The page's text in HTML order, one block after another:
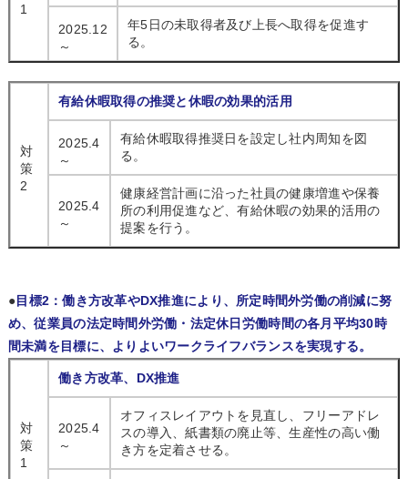
1
2025.12
～
年5日の未取得者及び上長へ取得を促進す
る。
対
策
2
有給休暇取得の推奨と休暇の効果的活用
2025.4
～
有給休暇取得推奨日を設定し社内周知を図
る。
2025.4
～
健康経営計画に沿った社員の健康増進や保養
所の利用促進など、有給休暇の効果的活用の
提案を行う。
●目標2：働き方改革やDX推進により、所定時間外労働の削減に努
め、従業員の法定時間外労働・法定休日労働時間の各月平均30時
間未満を目標に、よりよいワークライフバランスを実現する。
対
策
1
働き方改革、DX推進
2025.4
～
オフィスレイアウトを見直し、フリーアドレ
スの導入、紙書類の廃止等、生産性の高い働
き方を定着させる。